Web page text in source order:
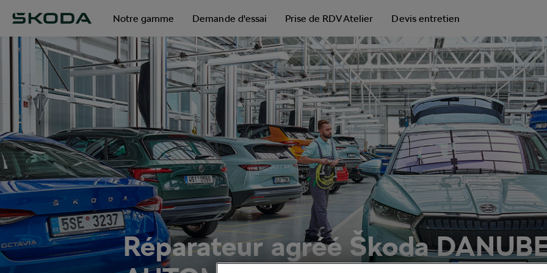
Notre gamme Demande d'essai Prise de RDV Atelier Devis entretien
Réparateur agréé Škoda